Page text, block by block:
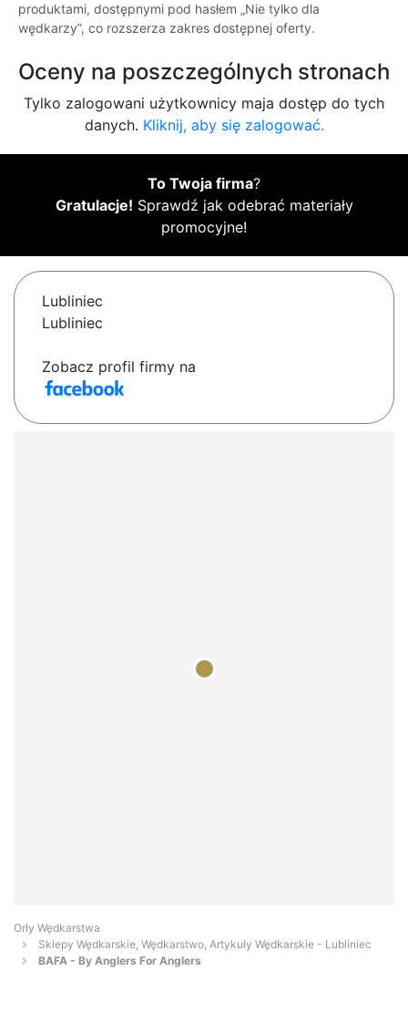
produktami, dostępnymi pod hasłem „Nie tylko dla
wędkarzy”, co rozszerza zakres dostępnej oferty.
Oceny na poszczególnych stronach
Tylko zalogowani użytkownicy maja dostęp do tych
danych. Kliknij, aby się zalogować.
To Twoja firma?
Gratulacje! Sprawdź jak odebrać materiały
promocyjne!
Lubliniec
Lubliniec
Zobacz profil firmy na
Orły Wędkarstwa
Sklepy Wędkarskie, Wędkarstwo, Artykuły Wędkarskie - Lubliniec
BAFA - By Anglers For Anglers